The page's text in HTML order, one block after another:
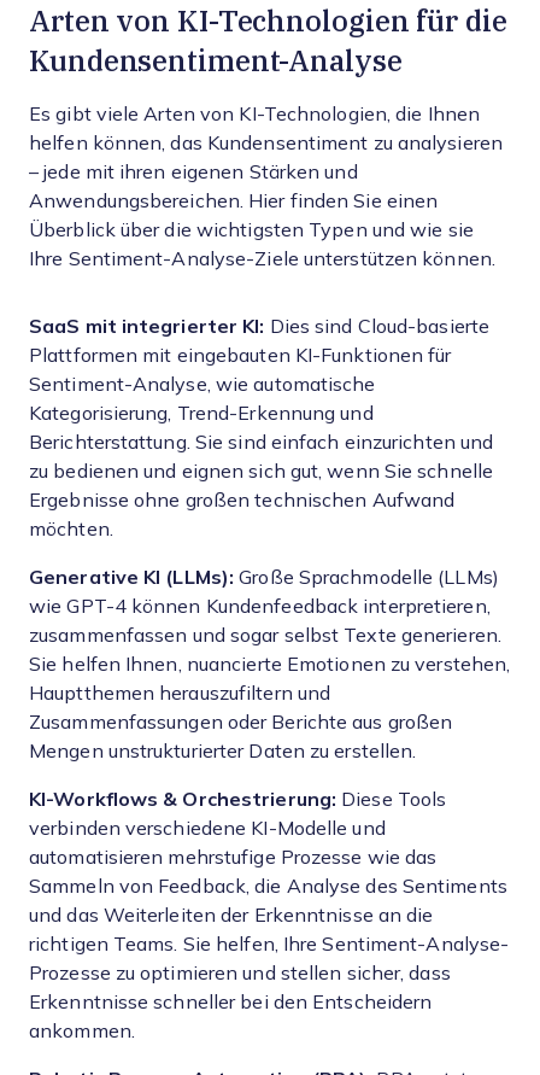
Arten von KI-Technologien für die
Kundensentiment-Analyse
Es gibt viele Arten von KI-Technologien, die Ihnen
helfen können, das Kundensentiment zu analysieren
– jede mit ihren eigenen Stärken und
Anwendungsbereichen. Hier finden Sie einen
Überblick über die wichtigsten Typen und wie sie
Ihre Sentiment-Analyse-Ziele unterstützen können.
SaaS mit integrierter KI: Dies sind Cloud-basierte
Plattformen mit eingebauten KI-Funktionen für
Sentiment-Analyse, wie automatische
Kategorisierung, Trend-Erkennung und
Berichterstattung. Sie sind einfach einzurichten und
zu bedienen und eignen sich gut, wenn Sie schnelle
Ergebnisse ohne großen technischen Aufwand
möchten.
Generative KI (LLMs): Große Sprachmodelle (LLMs)
wie GPT-4 können Kundenfeedback interpretieren,
zusammenfassen und sogar selbst Texte generieren.
Sie helfen Ihnen, nuancierte Emotionen zu verstehen,
Hauptthemen herauszufiltern und
Zusammenfassungen oder Berichte aus großen
Mengen unstrukturierter Daten zu erstellen.
KI-Workflows & Orchestrierung: Diese Tools
verbinden verschiedene KI-Modelle und
automatisieren mehrstufige Prozesse wie das
Sammeln von Feedback, die Analyse des Sentiments
und das Weiterleiten der Erkenntnisse an die
richtigen Teams. Sie helfen, Ihre Sentiment-Analyse-
Prozesse zu optimieren und stellen sicher, dass
Erkenntnisse schneller bei den Entscheidern
ankommen.